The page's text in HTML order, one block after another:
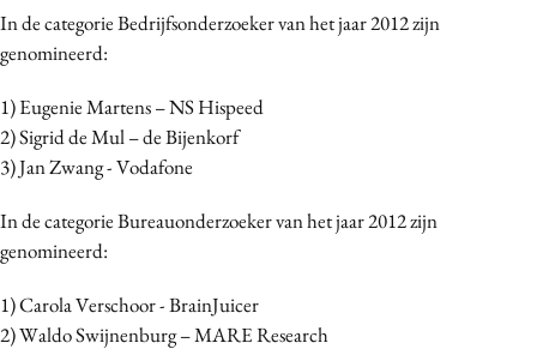
Merkstrategie
Programmatic
Purpose Marketing
In de categorie Bedrijfsonderzoeker van het jaar 2012 zijn
genomineerd:
1) Eugenie Martens – NS Hispeed
2) Sigrid de Mul – de Bijenkorf
3) Jan Zwang - Vodafone
In de categorie Bureauonderzoeker van het jaar 2012 zijn
genomineerd:
1) Carola Verschoor - BrainJuicer
2) Waldo Swijnenburg – MARE Research